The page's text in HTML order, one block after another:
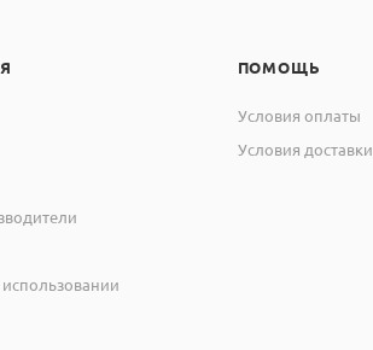
ПОМОЩЬ
Условия оплаты
Условия доставки